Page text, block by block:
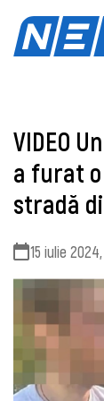
VIDEO
a furat
stradă
15 iulie 2024,